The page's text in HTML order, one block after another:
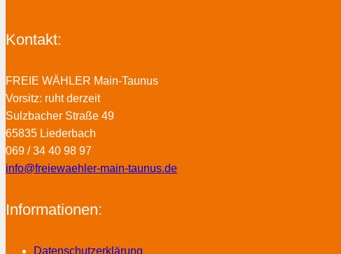
Kontakt:
FREIE WÄHLER Main-Taunus
Vorsitz: ruht derzeit
Sulzbacher Straße 49
65835 Liederbach
069 / 34 40 98 97
info@freiewaehler-main-taunus.de
Informationen:
Datenschutzerklärung